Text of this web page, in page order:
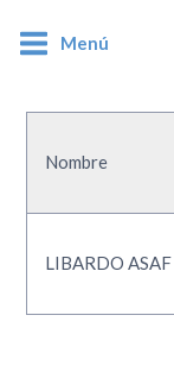
Menú
Nombre
LIBARDO ASAF